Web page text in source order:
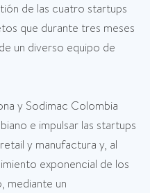
de las cuatro startups
que durante tres meses
un diverso equipo de
y Sodimac Colombia
e impulsar las startups
y manufactura y, al
exponencial de los
mediante un